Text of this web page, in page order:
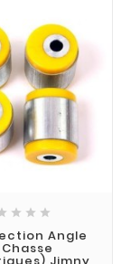
  
Angle